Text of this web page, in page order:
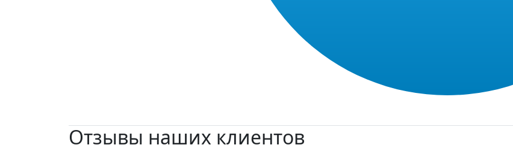
Отзывы наших клиентов